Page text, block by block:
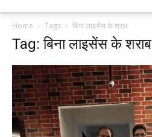
Home Tags बिना लाइसेंस के शराब
Tag: बिना लाइसेंस के शराब